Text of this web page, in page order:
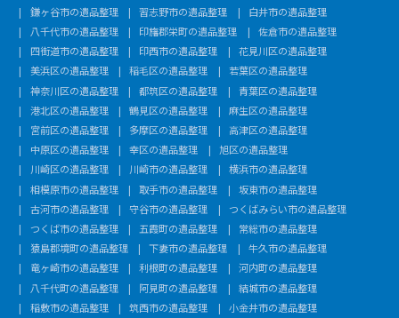
鎌ヶ谷市の遺品整理
習志野市の遺品整理
白井市の遺品整理
八千代市の遺品整理
印旛郡栄町の遺品整理
佐倉市の遺品整理
四街道市の遺品整理
印西市の遺品整理
花見川区の遺品整理
美浜区の遺品整理
稲毛区の遺品整理
若葉区の遺品整理
神奈川区の遺品整理
都筑区の遺品整理
青葉区の遺品整理
港北区の遺品整理
鶴見区の遺品整理
麻生区の遺品整理
宮前区の遺品整理
多摩区の遺品整理
高津区の遺品整理
中原区の遺品整理
幸区の遺品整理
旭区の遺品整理
川崎区の遺品整理
川崎市の遺品整理
横浜市の遺品整理
相模原市の遺品整理
取手市の遺品整理
坂東市の遺品整理
古河市の遺品整理
守谷市の遺品整理
つくばみらい市の遺品整理
つくば市の遺品整理
五霞町の遺品整理
常総市の遺品整理
猿島郡境町の遺品整理
下妻市の遺品整理
牛久市の遺品整理
竜ヶ崎市の遺品整理
利根町の遺品整理
河内町の遺品整理
八千代町の遺品整理
阿見町の遺品整理
結城市の遺品整理
稲敷市の遺品整理
筑西市の遺品整理
小金井市の遺品整理